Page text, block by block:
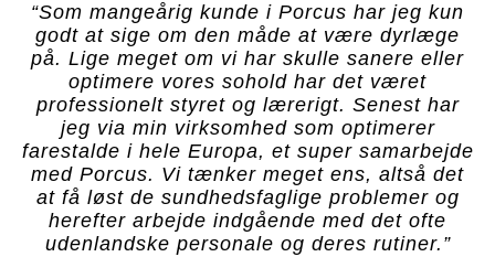
“Som mangeårig kunde i Porcus har jeg kun
godt at sige om den måde at være dyrlæge
på. Lige meget om vi har skulle sanere eller
optimere vores sohold har det været
professionelt styret og lærerigt. Senest har
jeg via min virksomhed som optimerer
farestalde i hele Europa, et super samarbejde
med Porcus. Vi tænker meget ens, altså det
at få løst de sundhedsfaglige problemer og
herefter arbejde indgående med det ofte
udenlandske personale og deres rutiner.”